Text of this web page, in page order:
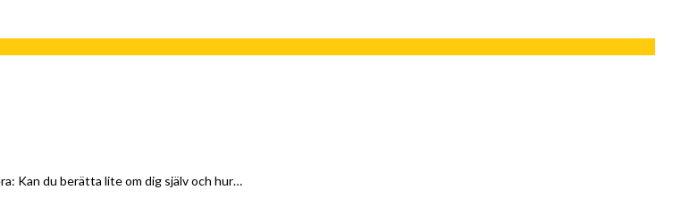
Kan du berätta lite om dig själv och hur…